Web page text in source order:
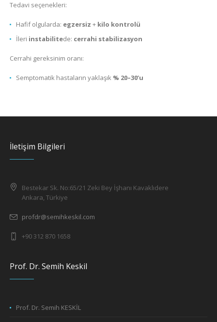
Tedavi seçenekleri:
Hafif olgularda: egzersiz + kilo kontrolü
İleri instabilitede: cerrahi stabilizasyon
Cerrahi gereksinim oranı:
Semptomatik hastaların yaklaşık % 20–30’u
İletişim Bilgileri
Bestekar Sk. No:65/21 Zeki Bey İşhanı Kavaklıdere
Ankara, Türkiye
profdr@semihkeskil.com
+90 312 870 1658
Prof. Dr. Semih Keskil
Prof. Dr. Semih KESKİL